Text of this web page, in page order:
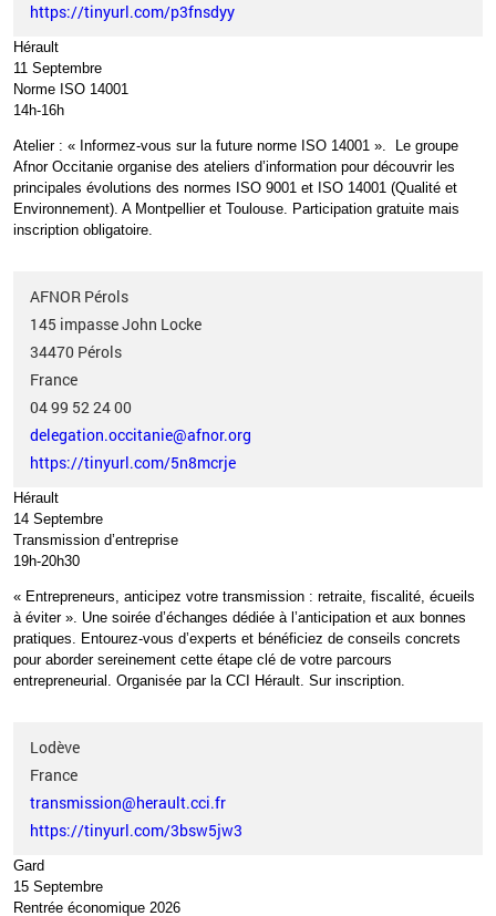
https://tinyurl.com/p3fnsdyy
Hérault
11 Septembre
Norme ISO 14001
14h-16h
Atelier : « Informez-vous sur la future norme ISO 14001 ».
Le groupe
Afnor Occitanie organise des ateliers d’information pour découvrir les
principales évolutions des normes ISO 9001 et ISO 14001 (Qualité et
Environnement). A Montpellier et Toulouse. Participation gratuite mais
inscription obligatoire.
AFNOR Pérols
145 impasse John Locke
34470 Pérols
France
04 99 52 24 00
delegation.occitanie@afnor.org
https://tinyurl.com/5n8mcrje
Hérault
14 Septembre
Transmission d’entreprise
19h-20h30
« Entrepreneurs, anticipez votre transmission : retraite, fiscalité, écueils
à éviter ». Une soirée d’échanges dédiée à l’anticipation et aux bonnes
pratiques. Entourez-vous d’experts et bénéficiez de conseils concrets
pour aborder sereinement cette étape clé de votre parcours
entrepreneurial. Organisée par la CCI
Hérault. Sur inscription.
Lodève
France
transmission@herault.cci.fr
https://tinyurl.com/3bsw5jw3
Gard
15 Septembre
Rentrée économique 2026